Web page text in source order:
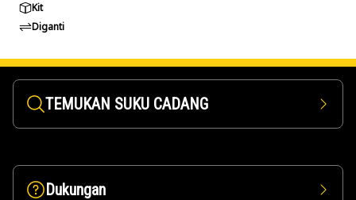
Kit
Diganti
TEMUKAN SUKU CADANG
Dukungan